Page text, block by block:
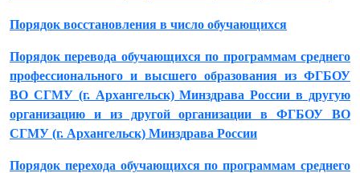
Порядок восстановления в число обучающихся
Порядок перевода обучающихся по программам среднего
профессионального и высшего образования из ФГБОУ
ВО СГМУ (г. Архангельск) Минздрава России в другую
организацию и из другой организации в ФГБОУ ВО
СГМУ (г. Архангельск) Минздрава России
Порядок перехода обучающихся по программам среднего